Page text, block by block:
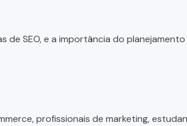
SEO, e a importância do planejamento
profissionais de marketing,